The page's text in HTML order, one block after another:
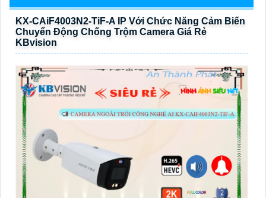
TƯ
VẤN
LẮP
ĐẶT
PHỤ
KIỆN
CAMERA
KX-CAiF4003N2-TiF-A IP Với Chức Năng Cảm Biến
Chuyển Động Chống Trộm Camera Giá Rẻ
KBvision